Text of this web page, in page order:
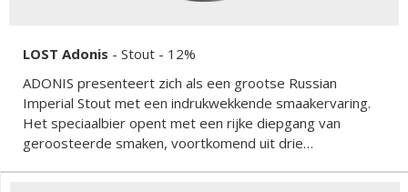
LOST Adonis - Stout - 12%
ADONIS presenteert zich als een grootse Russian
Imperial Stout met een indrukwekkende smaakervaring.
Het speciaalbier opent met een rijke diepgang van
geroosteerde smaken, voortkomend uit drie